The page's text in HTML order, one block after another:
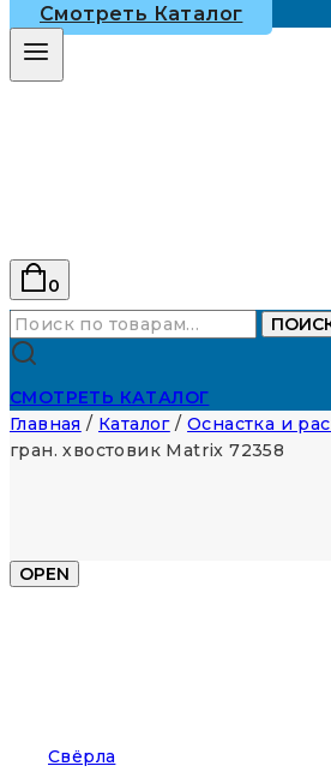
Смотреть Каталог
0
Искать:
СМОТРЕТЬ КАТАЛОГ
Главная / Каталог / Оснастка и
гран. хвостовик Matrix 72358
OPEN
Свёрла